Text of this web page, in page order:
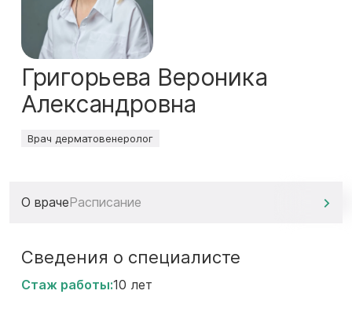
Григорьева Вероника
Александровна
Врач дерматовенеролог
О врачеРасписание
Сведения о специалисте
Стаж работы:10 лет